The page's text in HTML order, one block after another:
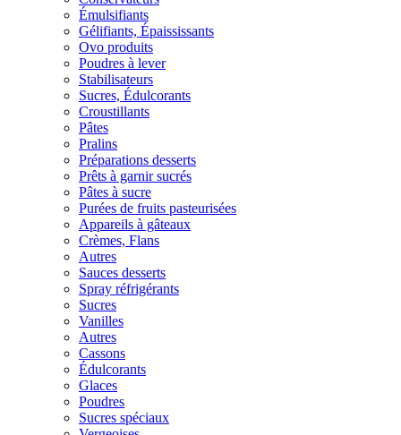
Émulsifiants
Gélifiants, Épaississants
Ovo produits
Poudres à lever
Stabilisateurs
Sucres, Édulcorants
Croustillants
Pâtes
Pralins
Préparations desserts
Prêts à garnir sucrés
Pâtes à sucre
Purées de fruits pasteurisées
Appareils à gâteaux
Crèmes, Flans
Autres
Sauces desserts
Spray réfrigérants
Sucres
Vanilles
Autres
Cassons
Édulcorants
Glaces
Poudres
Sucres spéciaux